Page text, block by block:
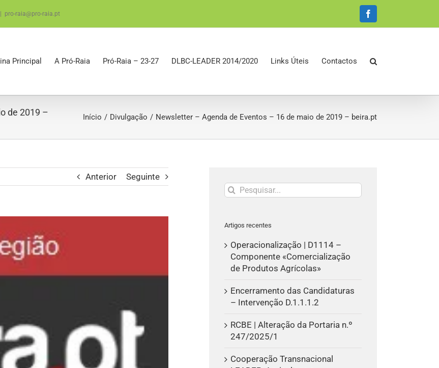
pro-raia@pro-raia.pt Facebook
Principal A Pró-Raia Pró-Raia – 23-27 DLBC-LEADER 2014/2020 Links Úteis Contactos
de 2019 –
Início Divulgação Newsletter – Agenda de Eventos – 16 de maio de 2019 – beira.pt
Anterior Seguinte
Pesquisar
Artigos recentes
Operacionalização | D1114 –
Componente «Comercialização
de Produtos Agrícolas»
Encerramento das Candidaturas
– Intervenção D.1.1.1.2
RCBE | Alteração da Portaria n.º
247/2025/1
Cooperação Transnacional